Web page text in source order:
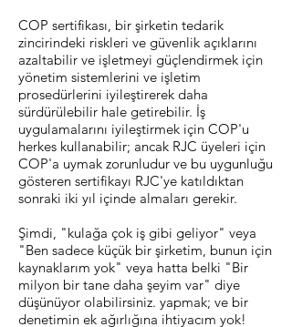
COP sertifikası, bir şirketin tedarik
zincirindeki riskleri ve güvenlik açıklarını
azaltabilir ve işletmeyi güçlendirmek için
yönetim sistemlerini ve işletim
prosedürlerini iyileştirerek daha
sürdürülebilir hale getirebilir. İş
uygulamalarını iyileştirmek için COP'u
herkes kullanabilir; ancak RJC üyeleri için
COP'a uymak zorunludur ve bu uygunluğu
gösteren sertifikayı RJC'ye katıldıktan
sonraki iki yıl içinde almaları gerekir.
Şimdi, "kulağa çok iş gibi geliyor" veya
"Ben sadece küçük bir şirketim, bunun için
kaynaklarım yok" veya hatta belki "Bir
milyon bir tane daha şeyim var" diye
düşünüyor olabilirsiniz. yapmak; ve bir
denetimin ek ağırlığına ihtiyacım yok!